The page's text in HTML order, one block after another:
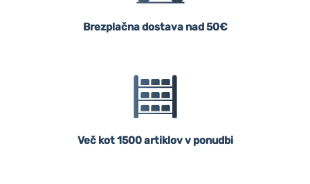
Brezplačna dostava nad 50€
Več kot 1500 artiklov v ponudbi